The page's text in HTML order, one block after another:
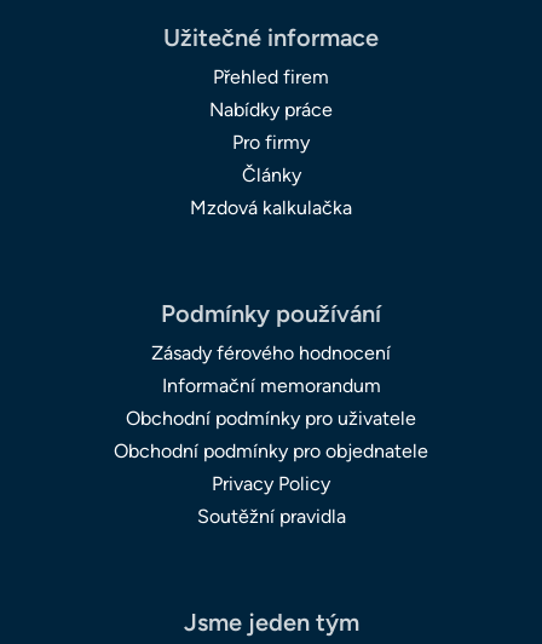
Užitečné informace
Přehled firem
Nabídky práce
Pro firmy
Články
Mzdová kalkulačka
Podmínky používání
Zásady férového hodnocení
Informační memorandum
Obchodní podmínky pro uživatele
Obchodní podmínky pro objednatele
Privacy Policy
Soutěžní pravidla
Jsme jeden tým